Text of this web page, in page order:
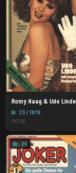
Romy Haag & Udo
Nr. 23 / 1976
DM 1,00
Nr. 25